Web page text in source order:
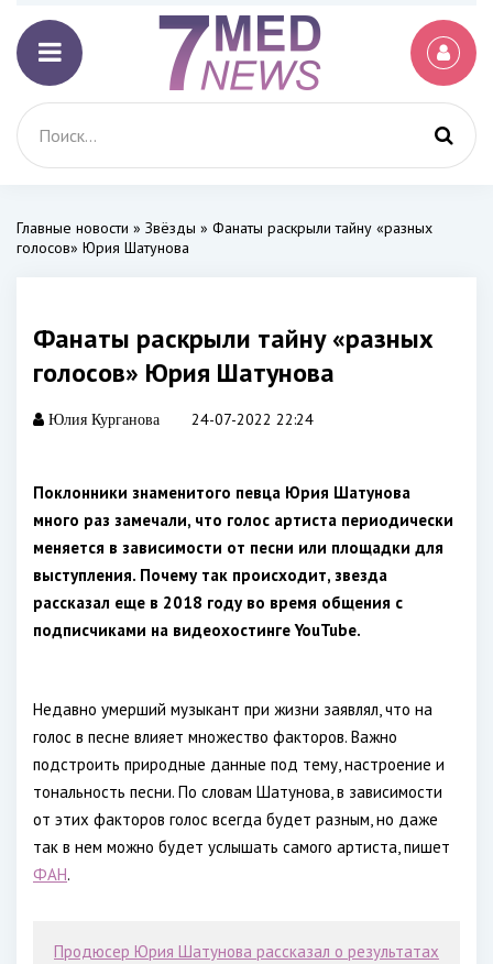
Главные новости » Звёзды » Фанаты раскрыли тайну «разных
голосов» Юрия Шатунова
Фанаты раскрыли тайну «разных
голосов» Юрия Шатунова
Юлия Курганова 24-07-2022 22:24
Поклонники знаменитого певца Юрия Шатунова
много раз замечали, что голос артиста периодически
меняется в зависимости от песни или площадки для
выступления. Почему так происходит, звезда
рассказал еще в 2018 году во время общения с
подписчиками на видеохостинге YouTube.
Недавно умерший музыкант при жизни заявлял, что на
голос в песне влияет множество факторов. Важно
подстроить природные данные под тему, настроение и
тональность песни. По словам Шатунова, в зависимости
от этих факторов голос всегда будет разным, но даже
так в нем можно будет услышать самого артиста, пишет
ФАН.
Продюсер Юрия Шатунова рассказал о результатах